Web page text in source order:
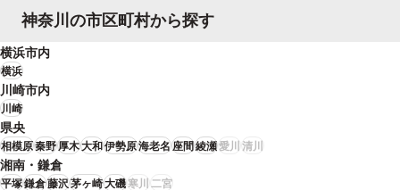
取り戻すことができ、家賃の滞納も解消することができました。ご相談者様
は、これで安定した生活を取り戻すことができましたとおっしゃっておられ
ました。決まっていなかった子どもの大学進学後の費用についても取り決め
をすることができ、将来の見通しもたてることができました。お客様からは
「調停では、自分でうまく話せないところをフォローしていただいたり、専
門的な視点で説得力のある説明をしてくださったのが大変ありがたかった」
と言っていただけました。
神奈川の市区町村から探す
横浜市内
横浜
川崎市内
川崎
県央
相模原秦野厚木大和伊勢原海老名座間綾瀬愛川 清川
湘南・鎌倉
平塚鎌倉藤沢茅ヶ崎大磯寒川 二宮